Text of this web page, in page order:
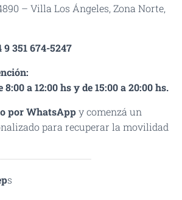
– Villa Los Ángeles, Zona Norte,
9 351 674-5247
a 12:00 hs y de 15:00 a 20:00 hs.
por WhatsAppy comenzá un
para recuperar la movilidad
s